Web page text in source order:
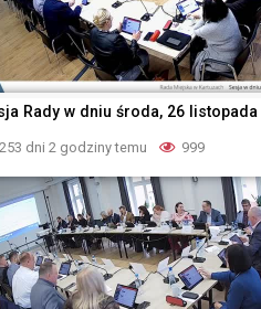
Rady w dniu środa, 26 listopada
253 dni 2 godziny temu 999